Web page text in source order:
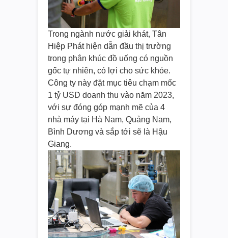
Trong ngành nước giải khát, Tân
Hiệp Phát hiện dẫn đầu thị trường
trong phân khúc đồ uống có nguồn
gốc tự nhiên, có lợi cho sức khỏe.
Công ty này đặt mục tiêu chạm mốc
1 tỷ USD doanh thu vào năm 2023,
với sự đóng góp mạnh mẽ của 4
nhà máy tại Hà Nam, Quảng Nam,
Bình Dương và sắp tới sẽ là Hậu
Giang.